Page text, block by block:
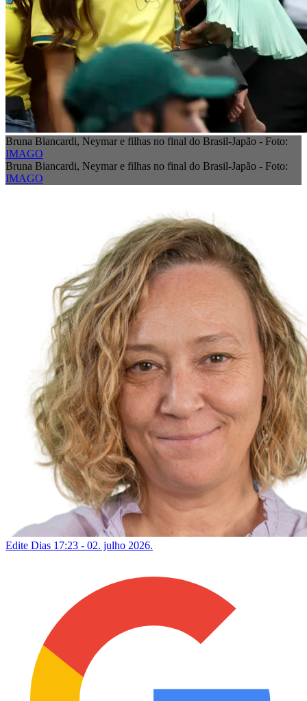
Bruna Biancardi, Neymar e filhas no final do Brasil-Japão - Foto:
IMAGO
Bruna Biancardi, Neymar e filhas no final do Brasil-Japão - Foto:
IMAGO
Edite Dias 17:23 - 02. julho 2026.